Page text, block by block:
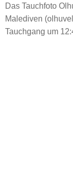
Das Tauchfoto
Malediven
Tauchgang um